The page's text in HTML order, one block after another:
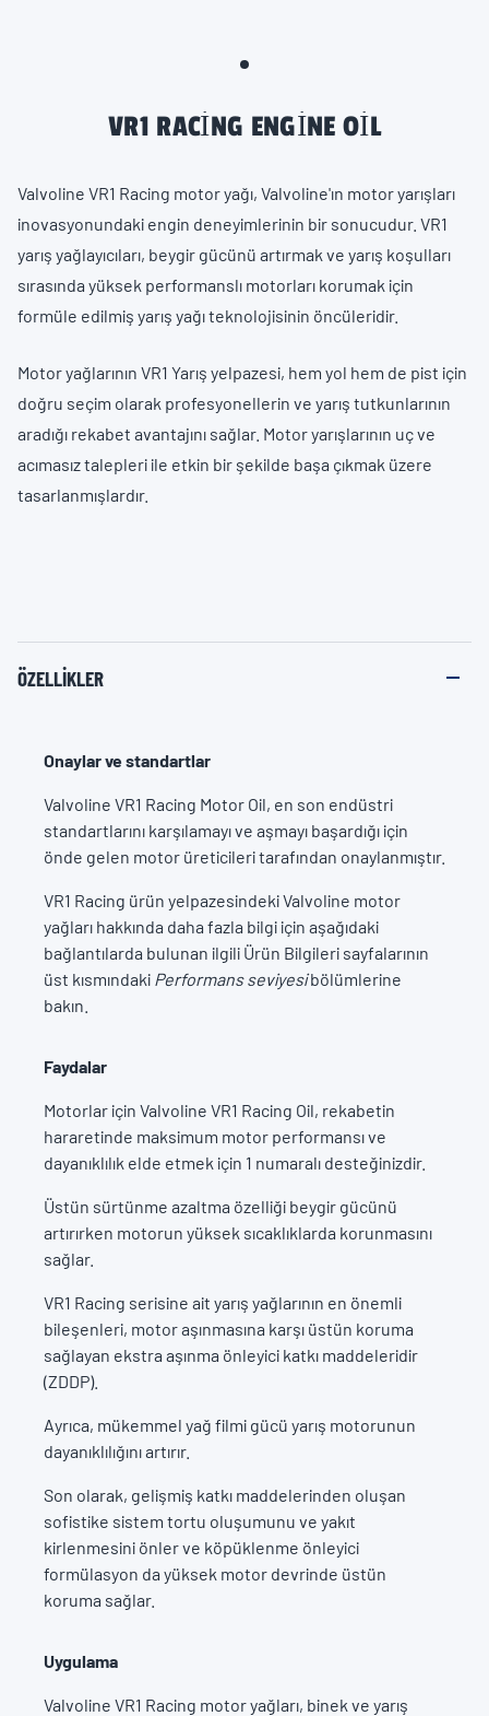
VR1 RACING ENGINE OIL
Valvoline VR1 Racing motor yağı, Valvoline'ın motor yarışları
inovasyonundaki engin deneyimlerinin bir sonucudur. VR1
yarış yağlayıcıları, beygir gücünü artırmak ve yarış koşulları
sırasında yüksek performanslı motorları korumak için
formüle edilmiş yarış yağı teknolojisinin öncüleridir.
Motor yağlarının VR1 Yarış yelpazesi, hem yol hem de pist için
doğru seçim olarak profesyonellerin ve yarış tutkunlarının
aradığı rekabet avantajını sağlar. Motor yarışlarının uç ve
acımasız talepleri ile etkin bir şekilde başa çıkmak üzere
tasarlanmışlardır.
ÖZELLIKLER
Onaylar ve standartlar
Valvoline VR1 Racing Motor Oil, en son endüstri
standartlarını karşılamayı ve aşmayı başardığı için
önde gelen motor üreticileri tarafından onaylanmıştır.
VR1 Racing ürün yelpazesindeki Valvoline motor
yağları hakkında daha fazla bilgi için aşağıdaki
bağlantılarda bulunan ilgili Ürün Bilgileri sayfalarının
üst kısmındaki Performans seviyesibölümlerine
bakın.
Faydalar
Motorlar için Valvoline VR1 Racing Oil, rekabetin
hararetinde maksimum motor performansı ve
dayanıklılık elde etmek için 1 numaralı desteğinizdir.
Üstün sürtünme azaltma özelliği beygir gücünü
artırırken motorun yüksek sıcaklıklarda korunmasını
sağlar.
VR1 Racing serisine ait yarış yağlarının en önemli
bileşenleri, motor aşınmasına karşı üstün koruma
sağlayan ekstra aşınma önleyici katkı maddeleridir
(ZDDP).
Ayrıca, mükemmel yağ filmi gücü yarış motorunun
dayanıklılığını artırır.
Son olarak, gelişmiş katkı maddelerinden oluşan
sofistike sistem tortu oluşumunu ve yakıt
kirlenmesini önler ve köpüklenme önleyici
formülasyon da yüksek motor devrinde üstün
koruma sağlar.
Uygulama
Valvoline VR1 Racing motor yağları, binek ve yarış